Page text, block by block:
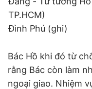
TP.HCM)
Đình Phú (ghi)
Bác Hồ khi đó từ
rằng Bác còn làm
ngoại giao. Nhiệm